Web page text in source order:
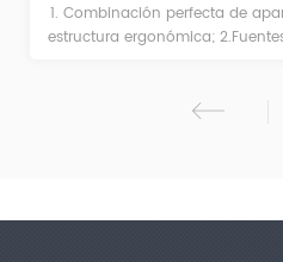
1. Combinación perfecta de
estructura ergonómica;
a más muestras; 4. Mida
matriz de 256 píxeles, etc.ï¼